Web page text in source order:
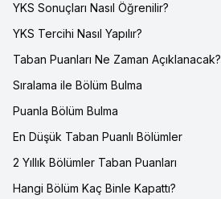
YKS Sonuçları Nasıl Öğrenilir?
YKS Tercihi Nasıl Yapılır?
Taban Puanları Ne Zaman Açıklanacak?
Sıralama ile Bölüm Bulma
Puanla Bölüm Bulma
En Düşük Taban Puanlı Bölümler
2 Yıllık Bölümler Taban Puanları
Hangi Bölüm Kaç Binle Kapattı?